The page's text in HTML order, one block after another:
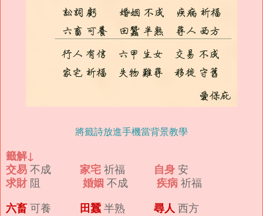
將籤詩放進手機當背景教學
籤解↓
交易 不成 家宅 祈福 自身 安
求財阻 婚姻 不成 疾病 祈福
六畜 可養 田蠶半熟 尋人 西方